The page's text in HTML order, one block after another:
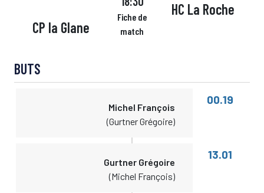
CP la Glane
Fiche de
match
HC La Roche
BUTS
Michel François
(Gurtner Grégoire)
00.19
Gurtner Grégoire
(Michel François)
13.01